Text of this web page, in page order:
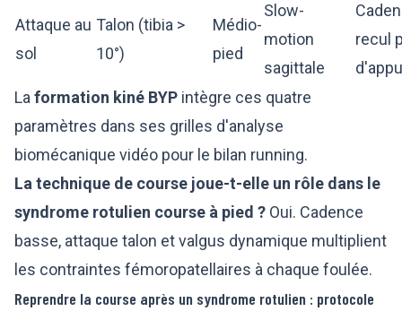
Attaque au
sol
Talon (tibia >
10°)
Médio-
pied
Slow-
motion
sagittale
recul
La formation kiné BYP intègre ces quatre
paramètres dans ses grilles d'analyse
biomécanique vidéo pour le bilan running.
La technique de course joue-t-elle un rôle dans le
syndrome rotulien course à pied ? Oui. Cadence
basse, attaque talon et valgus dynamique multiplient
les contraintes fémoropatellaires à chaque foulée.
Reprendre la course après un syndrome rotulien : protocole